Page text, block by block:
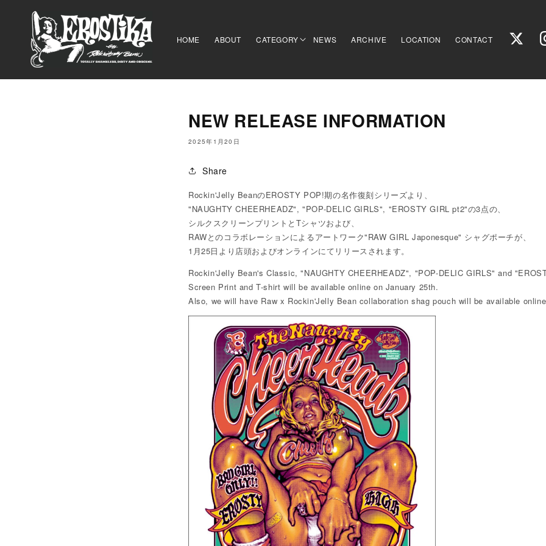
ンツに
進む
HOME ABOUT CATEGORY NEWS ARCHIVE LOCATION CONTACT
NEW RELEASE INFORMATION
2025年1月20日
Share
Rockin'Jelly BeanのEROSTY POP!期の名作復刻シリーズより、
"NAUGHTY CHEERHEADZ", "POP-DELIC GIRLS", "EROSTY GIRL pt2"の3点の、
シルクスクリーンプリントとTシャツおよび、
RAWとのコラボレーションによるアートワーク"RAW GIRL Japonesque" シャグポーチが、
1月25日より店頭およびオンラインにてリリースされます。
Rockin'Jelly Bean's Classic, "NAUGHTY CHEERHEADZ", "POP-DELIC GIRLS" and
Screen Print and T-shirt will be available online on January 25th.
Also, we will have Raw x Rockin'Jelly Bean collaboration shag pouch will be available